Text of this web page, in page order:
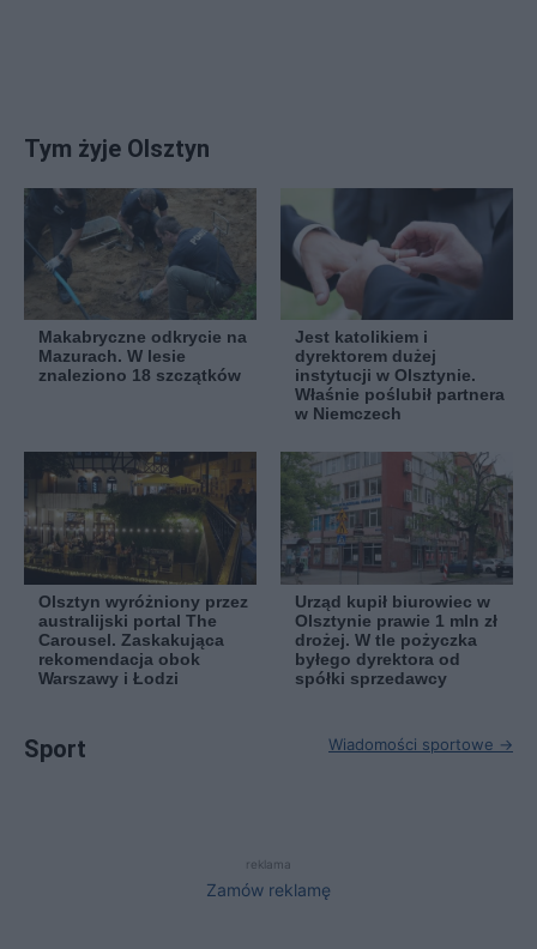
Tym żyje Olsztyn
Makabryczne odkrycie na
Mazurach. W lesie
znaleziono 18 szczątków
Jest katolikiem i
dyrektorem dużej
instytucji w Olsztynie.
Właśnie poślubił partnera
w Niemczech
Olsztyn wyróżniony przez
australijski portal The
Carousel. Zaskakująca
rekomendacja obok
Warszawy i Łodzi
Urząd kupił biurowiec w
Olsztynie prawie 1 mln zł
drożej. W tle pożyczka
byłego dyrektora od
spółki sprzedawcy
Sport Wiadomości sportowe →
reklama
Zamów reklamę